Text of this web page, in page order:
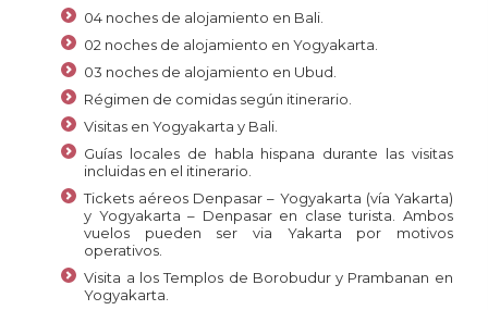
04 noches de alojamiento en Bali.
02 noches de alojamiento en Yogyakarta.
03 noches de alojamiento en Ubud.
Régimen de comidas según itinerario.
Visitas en Yogyakarta y Bali.
Guías locales de habla hispana durante las visitas
incluidas en el itinerario.
Tickets aéreos Denpasar – Yogyakarta (vía Yakarta)
y Yogyakarta – Denpasar en clase turista. Ambos
vuelos pueden ser via Yakarta por motivos
operativos.
Visita a los Templos de Borobudur y Prambanan en
Yogyakarta.